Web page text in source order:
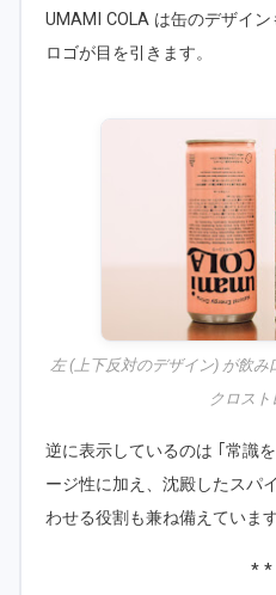
UMAMI COLA は缶のデザイ
ロゴが目を引きます。
左 (上下反対のデザイン) が飲み
クロス
逆に表示しているのは ｢常識
ージ性に加え、沈殿したスパ
わせる役割も兼ね備えています
* *